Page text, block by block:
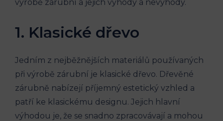
výrobě zárubní a jejich výhody a nevýhody.
1. Klasické dřevo
Jedním z nejběžnějších materiálů používaných
při výrobě zárubní je klasické dřevo. Dřevěné
zárubně nabízejí příjemný estetický vzhled a
patří ke klasickému designu. Jejich hlavní
výhodou je, že se snadno zpracovávají a mohou